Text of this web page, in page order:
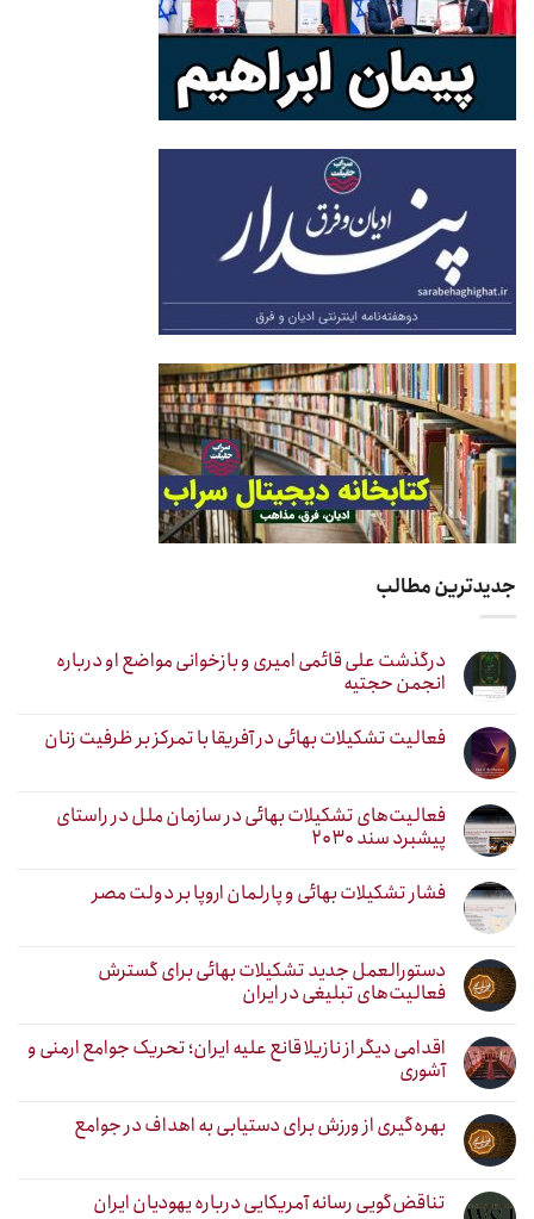
جدیدترین مطالب
درگذشت علی قائمی امیری و بازخوانی مواضع او درباره
انجمن حجتیه
فعالیت تشکیلات بهائی در آفریقا با تمرکز بر ظرفیت زنان
فعالیت‌های تشکیلات بهائی در سازمان ملل در راستای
پیشبرد سند ۲۰۳۰
فشار تشکیلات بهائی و پارلمان اروپا بر دولت مصر
دستورالعمل جدید تشکیلات بهائی برای گسترش
فعالیت‌های تبلیغی در ایران
اقدامی دیگر از نازیلا قانع علیه ایران؛ تحریک جوامع ارمنی و
آشوری
بهره‌گیری از ورزش برای دستیابی به اهداف در جوامع
تناقض‌گویی رسانه آمریکایی درباره یهودیان ایران